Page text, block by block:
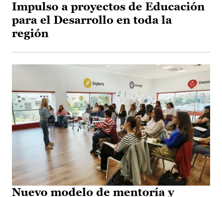
Impulso a proyectos de Educación
para el Desarrollo en toda la
región
Nuevo modelo de mentoría y